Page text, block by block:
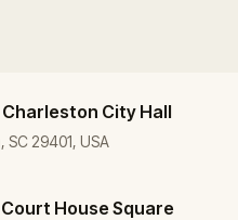
Charleston City Hall
SC 29401, USA
Court House Square